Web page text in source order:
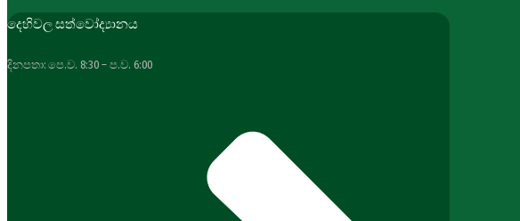
දෙහිවල සත්වෝද්‍යානය
දිනපතා: පෙ.ව. 8:30 – ප.ව. 6:00